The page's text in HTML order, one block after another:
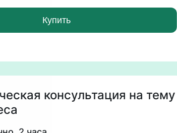
Купить
консультация на тему